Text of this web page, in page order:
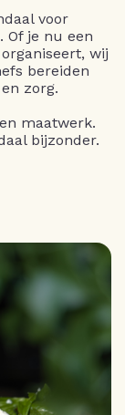
voor
Of je nu een
wij
bereiden
zorg.
maatwerk.
bijzonder.